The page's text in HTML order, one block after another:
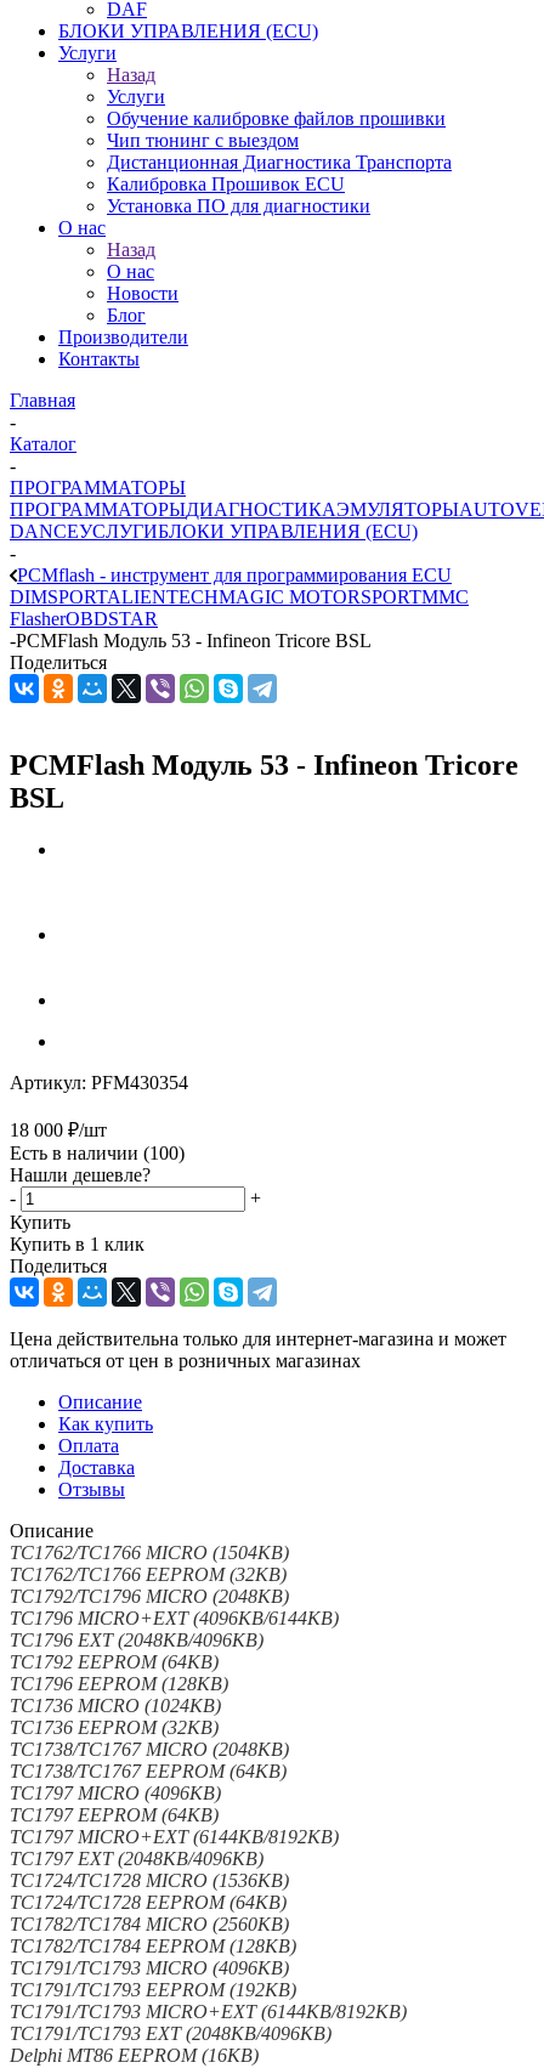
DAF
БЛОКИ УПРАВЛЕНИЯ (ECU)
Услуги
Назад
Услуги
Обучение калибровке файлов прошивки
Чип тюнинг с выездом
Дистанционная Диагностика Транспорта
Калибровка Прошивок ECU
Установка ПО для диагностики
О нас
Назад
О нас
Новости
Блог
Производители
Контакты
Главная
-
Каталог
-
ПРОГРАММАТОРЫ
ПРОГРАММАТОРЫДИАГНОСТИКАЭМУЛЯТОРЫ
DANCEУСЛУГИБЛОКИ УПРАВЛЕНИЯ (ECU)
-
PCMflash - инструмент для программирования ECU
DIMSPORTALIENTECHMAGIC MOTORSPORTMMC
FlasherOBDSTAR
-PCMFlash Модуль 53 - Infineon Tricore BSL
Поделиться
PCMFlash Модуль 53 - Infineon Tricore
BSL
Артикул: PFM430354
18 000 ₽/шт
Есть в наличии (100)
Нашли дешевле?
-
+
Купить
Купить в 1 клик
Поделиться
Цена действительна только для интернет-магазина и может
отличаться от цен в розничных магазинах
Описание
Как купить
Оплата
Доставка
Отзывы
Описание
TC1762/TC1766 MICRO (1504KB)
TC1762/TC1766 EEPROM (32KB)
TC1792/TC1796 MICRO (2048KB)
TC1796 MICRO+EXT (4096KB/6144KB)
TC1796 EXT (2048KB/4096KB)
TC1792 EEPROM (64KB)
TC1796 EEPROM (128KB)
TC1736 MICRO (1024KB)
TC1736 EEPROM (32KB)
TC1738/TC1767 MICRO (2048KB)
TC1738/TC1767 EEPROM (64KB)
TC1797 MICRO (4096KB)
TC1797 EEPROM (64KB)
TC1797 MICRO+EXT (6144KB/8192KB)
TC1797 EXT (2048KB/4096KB)
TC1724/TC1728 MICRO (1536KB)
TC1724/TC1728 EEPROM (64KB)
TC1782/TC1784 MICRO (2560KB)
TC1782/TC1784 EEPROM (128KB)
TC1791/TC1793 MICRO (4096KB)
TC1791/TC1793 EEPROM (192KB)
TC1791/TC1793 MICRO+EXT (6144KB/8192KB)
TC1791/TC1793 EXT (2048KB/4096KB)
Delphi MT86 EEPROM (16KB)